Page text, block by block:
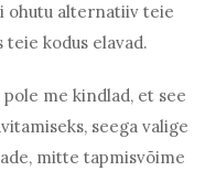
ohutu alternatiiv teie
kodus elavad.
me kindlad, et see
seega valige
mitte tapmisvõime